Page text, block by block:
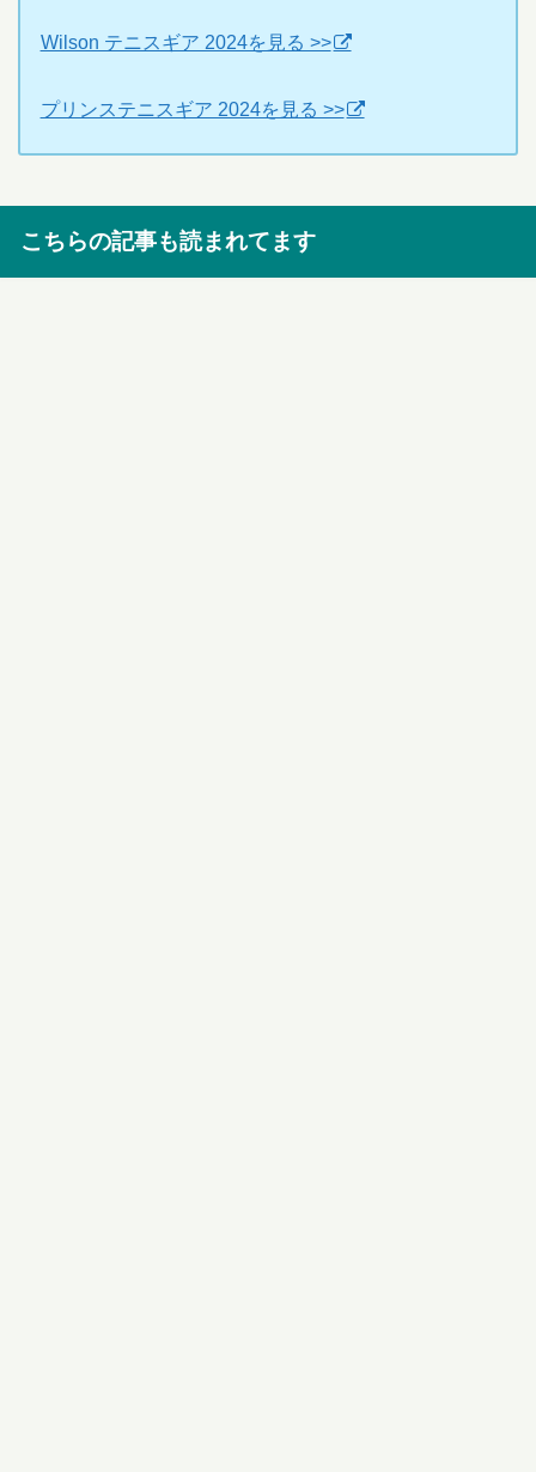
Wilson テニスギア 2024を見る >>
プリンステニスギア 2024を見る >>
こちらの記事も読まれてます